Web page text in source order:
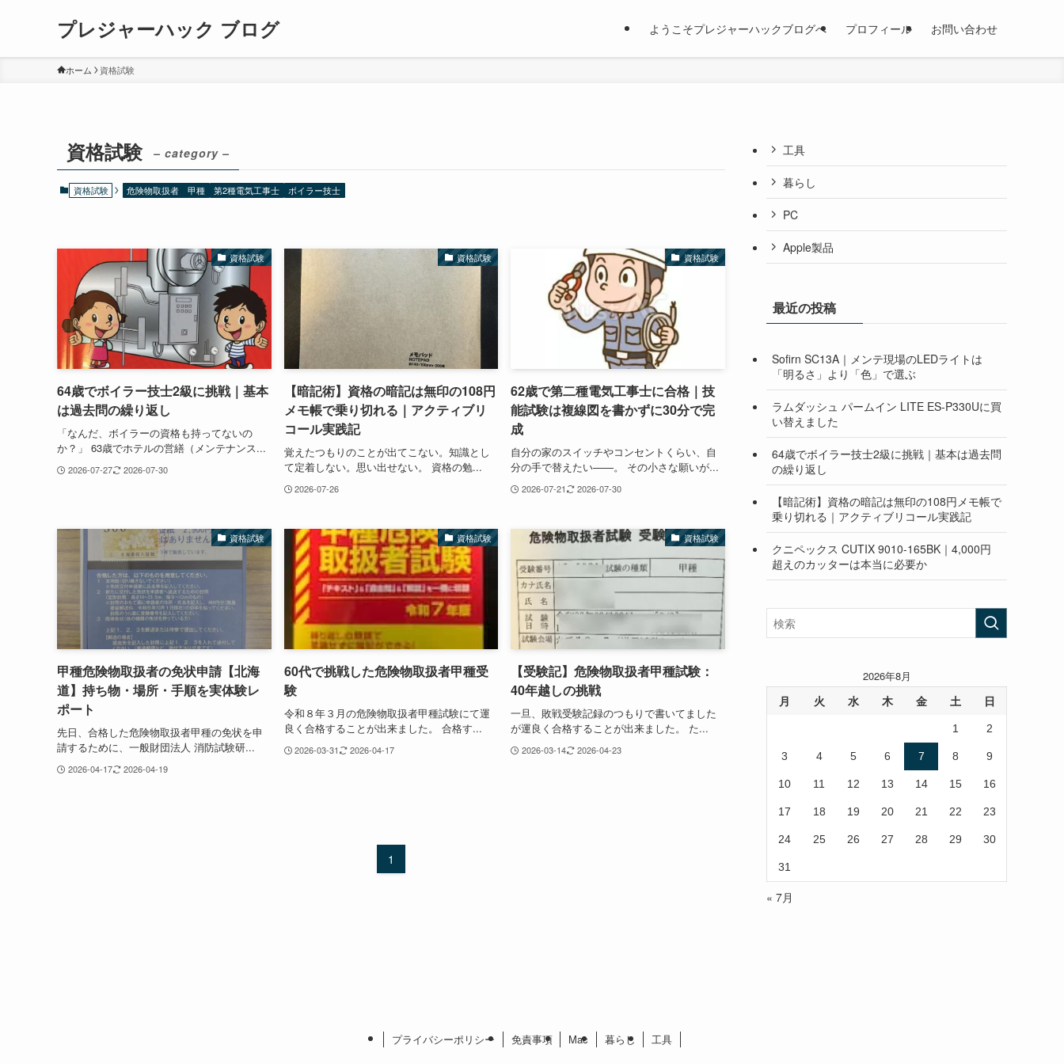
プレジャーハック ブログ ようこそプレジャーハックブログへ プロフィール お問い合わせ
ホーム 資格試験
資格試験 – category –
資格試験 危険物取扱者 甲種 第2種電気工事士 ボイラー技士
資格試験
64歳でボイラー技士2級に挑戦｜基本
は過去問の繰り返し
「なんだ、ボイラーの資格も持ってないの
か？」 63歳でホテルの営繕（メンテナンス...
2026-07-27 2026-07-30
資格試験
【暗記術】資格の暗記は無印の108円
メモ帳で乗り切れる｜アクティブリ
コール実践記
覚えたつもりのことが出てこない。知識とし
て定着しない。思い出せない。 資格の勉...
2026-07-26
資格試験
62歳で第二種電気工事士に合格｜技
能試験は複線図を書かずに30分で完
成
自分の家のスイッチやコンセントくらい、自
分の手で替えたい——。 その小さな願いが...
2026-07-21 2026-07-30
資格試験
甲種危険物取扱者の免状申請【北海
道】持ち物・場所・手順を実体験レ
ポート
先日、合格した危険物取扱者甲種の免状を申
請するために、一般財団法人 消防試験研...
2026-04-17 2026-04-19
資格試験
60代で挑戦した危険物取扱者甲種受
験
令和８年３月の危険物取扱者甲種試験にて運
良く合格することが出来ました。 合格す...
2026-03-31 2026-04-17
資格試験
【受験記】危険物取扱者甲種試験：
40年越しの挑戦
一旦、敗戦受験記録のつもりで書いてました
が運良く合格することが出来ました。 た...
2026-03-14 2026-04-23
1
工具
暮らし
PC
Apple製品
最近の投稿
Sofirn SC13A｜メンテ現場のLEDライトは
「明るさ」より「色」で選ぶ
ラムダッシュ パームイン LITE ES-P330Uに買
い替えました
64歳でボイラー技士2級に挑戦｜基本は過去問
の繰り返し
【暗記術】資格の暗記は無印の108円メモ帳で
乗り切れる｜アクティブリコール実践記
クニペックス CUTIX 9010-165BK｜4,000円
超えのカッターは本当に必要か
2026年8月
月 火 水 木 金 土 日
1 2
3 4 5 6 7 8 9
10 11 12 13 14 15 16
17 18 19 20 21 22 23
24 25 26 27 28 29 30
31
« 7月
プライバシーポリシー 免責事項 Mac 暮らし 工具